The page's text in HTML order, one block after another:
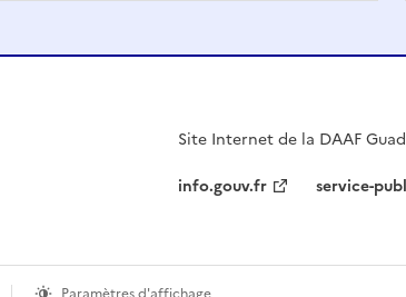
Site Internet de la DAAF
info.gouv.fr
service-